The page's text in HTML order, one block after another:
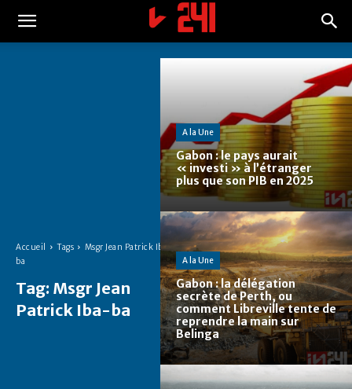
Accueil Tags
Msgr Jean Patrick Iba-
ba
Tag: Msgr Jean
Patrick Iba-ba
A la Une
Gabon : le pays aurait
« investi » à l’étranger
plus que son PIB en 2025
A la Une
Gabon : la délégation
secrète de Perth, ou
comment Libreville tente de
reprendre la main sur
Belinga